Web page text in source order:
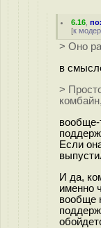
6.16 ,
[к
> Оно
в
>
вообще-
Если
И да,
именно
вообще